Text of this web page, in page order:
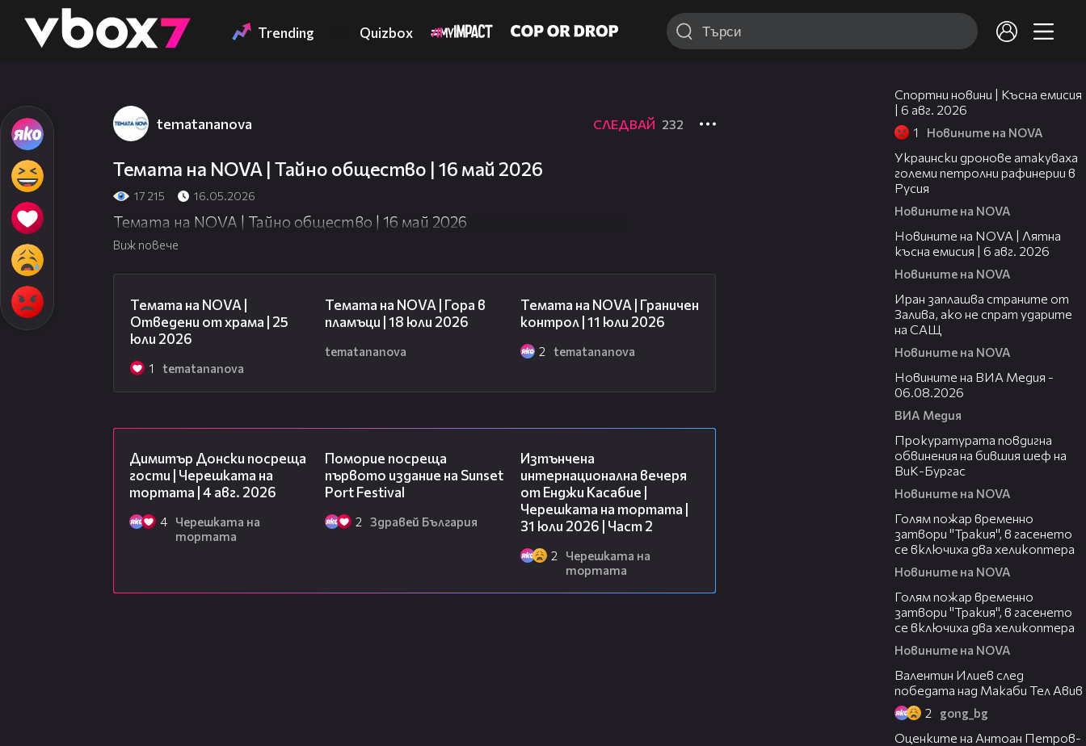
👾 Trending Quizbox
tematananova СЛЕДВАЙ 232
Темата на NOVA | Тайно общество | 16 май 2026
17 215 16.05.2026
Темата на NOVA | Тайно общество | 16 май 2026
Виж повече
Темата на NOVA |
Отведени от храма | 25
юли 2026
1 tematananova
Темата на NOVA | Гора в
пламъци | 18 юли 2026
tematananova
Темата на NOVA | Граничен
контрол | 11 юли 2026
2 tematananova
Димитър Донски посреща
гости | Черешката на
тортата | 4 авг. 2026
4
Черешката на
тортата
Поморие посреща
първото издание на Sunset
Port Festival
2 Здравей България
Изтънчена
интернационална вечеря
от Енджи Касабие |
Черешката на тортата |
31 юли 2026 | Част 2
2
Черешката на
тортата
Спортни новини | Късна емисия
| 6 авг. 2026
1 Новините на NOVA
Украински дронове атакуваха
големи петролни рафинерии в
Русия
Новините на NOVA
Новините на NOVA | Лятна
късна емисия | 6 авг. 2026
Новините на NOVA
Иран заплашва страните от
Залива, ако не спрат ударите
на САЩ
Новините на NOVA
Новините на ВИА Медия -
06.08.2026
ВИА Медия
Прокуратурата повдигна
обвинения на бившия шеф на
ВиК-Бургас
Новините на NOVA
Голям пожар временно
затвори "Тракия", в гасенето
се включиха два хеликоптера
Новините на NOVA
Голям пожар временно
затвори "Тракия", в гасенето
се включиха два хеликоптера
Новините на NOVA
Валентин Илиев след
победата над Макаби Тел Авив
2 gong_bg
Оценките на Антоан Петров-